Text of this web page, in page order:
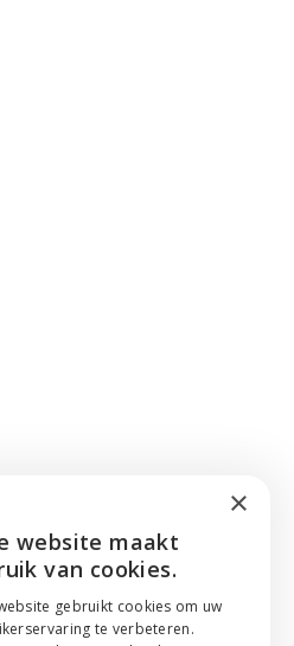
ENGLISH
×
website maakt
van cookies.
gebruikt cookies om uw
te verbeteren.